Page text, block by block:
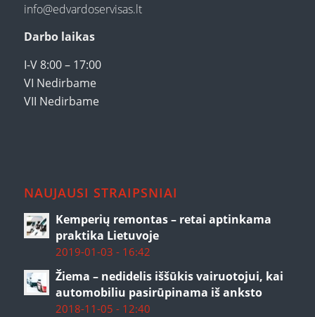
info@edvardoservisas.lt
Darbo laikas
I-V 8:00 – 17:00
VI Nedirbame
VII Nedirbame
NAUJAUSI STRAIPSNIAI
Kemperių remontas – retai aptinkama
praktika Lietuvoje
2019-01-03 - 16:42
Žiema – nedidelis iššūkis vairuotojui, kai
automobiliu pasirūpinama iš anksto
2018-11-05 - 12:40